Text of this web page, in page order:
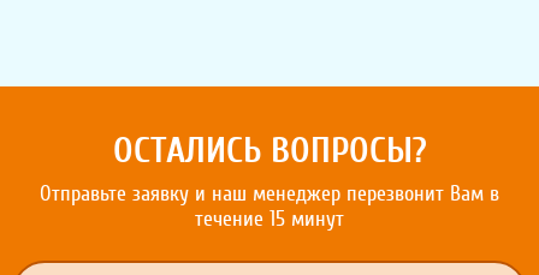
ОСТАЛИСЬ ВОПРОСЫ?
Отправьте заявку и наш менеджер перезвонит Вам в
течение 15 минут